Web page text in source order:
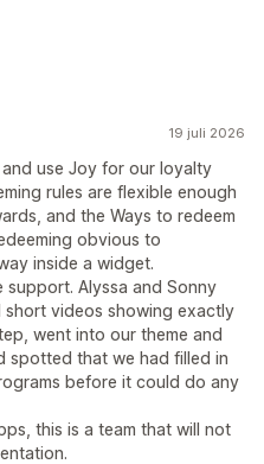
19 juli 2026
use Joy for our loyalty
rules are flexible enough
and the Ways to redeem
obvious to
inside a widget.
support. Alyssa and Sonny
videos showing exactly
went into our theme and
spotted that we had filled in
before it could do any
this is a team that will not